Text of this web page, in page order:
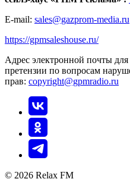
E-mail: sales@gazprom-media.ru
https://gpmsaleshouse.ru/
Адрес электронной почты
претензии по вопросам
прав: copyright@gpmradio.ru
© 2026 Relax FM